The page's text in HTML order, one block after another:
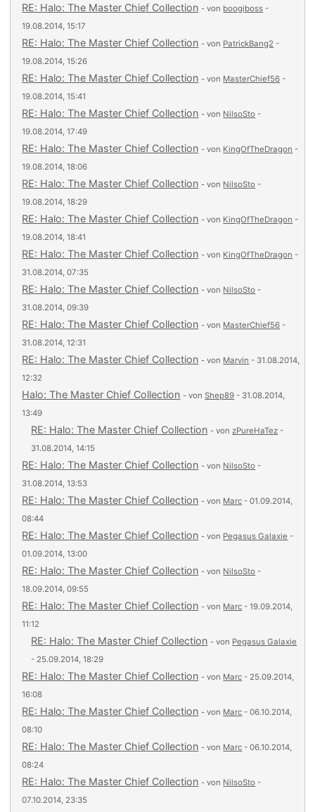
RE: Halo: The Master Chief Collection - von boogiboss -
19.08.2014, 15:17
RE: Halo: The Master Chief Collection - von PatrickBang2 -
19.08.2014, 15:26
RE: Halo: The Master Chief Collection - von MasterChief56 -
19.08.2014, 15:41
RE: Halo: The Master Chief Collection - von NilsoSto -
19.08.2014, 17:49
RE: Halo: The Master Chief Collection - von KingOfTheDragon -
19.08.2014, 18:06
RE: Halo: The Master Chief Collection - von NilsoSto -
19.08.2014, 18:29
RE: Halo: The Master Chief Collection - von KingOfTheDragon -
19.08.2014, 18:41
RE: Halo: The Master Chief Collection - von KingOfTheDragon -
31.08.2014, 07:35
RE: Halo: The Master Chief Collection - von NilsoSto -
31.08.2014, 09:39
RE: Halo: The Master Chief Collection - von MasterChief56 -
31.08.2014, 12:31
RE: Halo: The Master Chief Collection - von Marvin - 31.08.2014,
12:32
Halo: The Master Chief Collection - vonShep89 - 31.08.2014,
13:49
RE: Halo: The Master Chief Collection - vonzPureHaTez -
31.08.2014, 14:15
RE: Halo: The Master Chief Collection - von NilsoSto -
31.08.2014, 13:53
RE: Halo: The Master Chief Collection - von Marc - 01.09.2014,
08:44
RE: Halo: The Master Chief Collection - von Pegasus Galaxie -
01.09.2014, 13:00
RE: Halo: The Master Chief Collection - von NilsoSto -
18.09.2014, 09:55
RE: Halo: The Master Chief Collection - von Marc - 19.09.2014,
11:12
RE: Halo: The Master Chief Collection - von Pegasus Galaxie
- 25.09.2014, 18:29
RE: Halo: The Master Chief Collection - von Marc - 25.09.2014,
16:08
RE: Halo: The Master Chief Collection - von Marc - 06.10.2014,
08:10
RE: Halo: The Master Chief Collection - von Marc - 06.10.2014,
08:24
RE: Halo: The Master Chief Collection - von NilsoSto -
07.10.2014, 23:35